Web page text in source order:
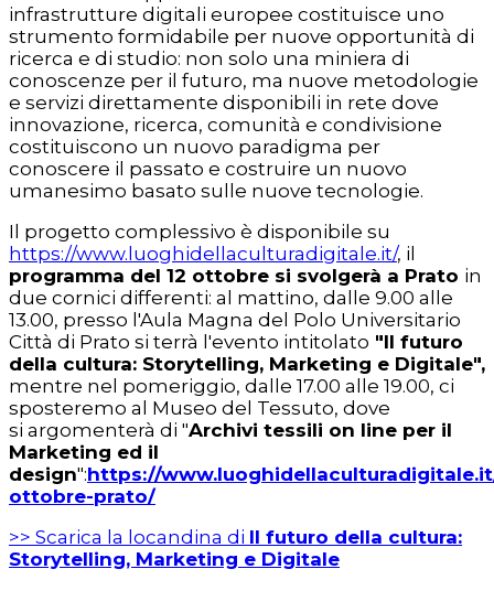
infrastrutture digitali europee costituisce uno
strumento formidabile per nuove opportunità di
ricerca e di studio: non solo una miniera di
conoscenze per il futuro, ma nuove metodologie
e servizi direttamente disponibili in rete dove
innovazione, ricerca, comunità e condivisione
costituiscono un nuovo paradigma per
conoscere il passato e costruire un nuovo
umanesimo basato sulle nuove tecnologie.
Il progetto complessivo è disponibile su
https://www.luoghidellaculturadigitale.it/, il
programma del 12 ottobre si svolgerà a Prato in
due cornici differenti: al mattino, dalle 9.00 alle
13.00, presso l'Aula Magna del Polo Universitario
Città di Prato si terrà l'evento intitolato "Il futuro
della cultura: Storytelling, Marketing e Digitale",
mentre nel pomeriggio, dalle 17.00 alle 19.00, ci
sposteremo al Museo del Tessuto, dove
si argomenterà di "Archivi tessili on line per il
Marketing ed il
design":https://
ottobre-prato/
>> Scarica la locandina di Il futuro della cultura:
Storytelling, Marketing e Digitale